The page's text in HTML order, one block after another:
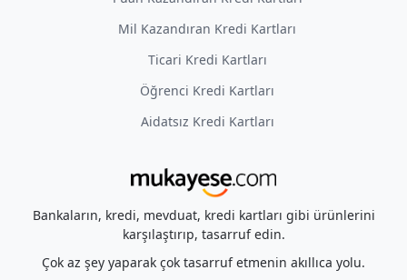
Mil Kazandıran Kredi Kartları
Ticari Kredi Kartları
Öğrenci Kredi Kartları
Aidatsız Kredi Kartları
Bankaların, kredi, mevduat, kredi kartları gibi ürünlerini
karşılaştırıp, tasarruf edin.
Çok az şey yaparak çok tasarruf etmenin akıllıca yolu.